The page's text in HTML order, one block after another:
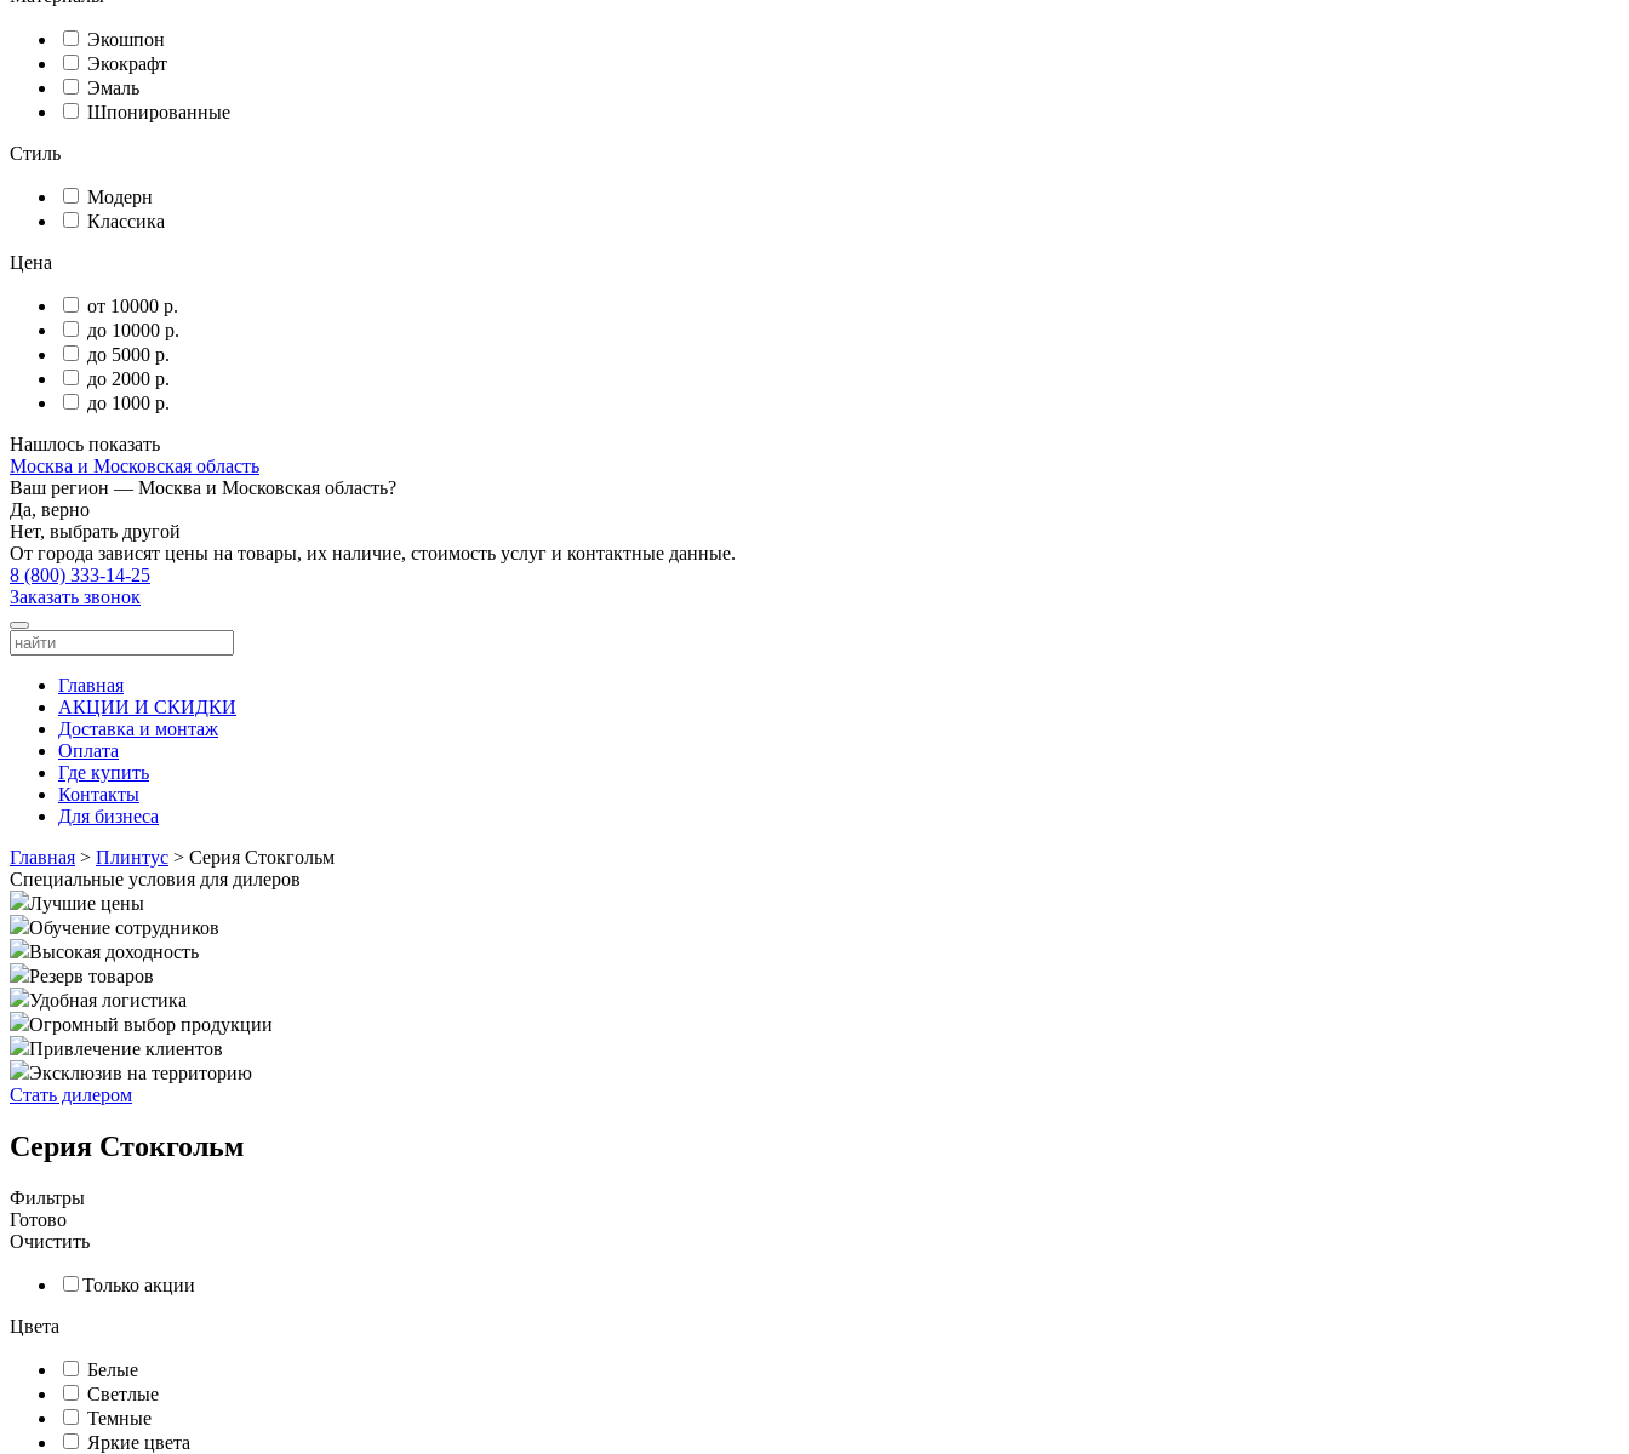
Экошпон
Экокрафт
Эмаль
Шпонированные
Стиль
Модерн
Классика
Цена
от 10000 р.
до 10000 р.
до 5000 р.
до 2000 р.
до 1000 р.
Нашлось показать
Москва и Московская область
Ваш регион — Москва и Московская область?
Да, верно
Нет, выбрать другой
От города зависят цены на товары, их наличие, стоимость услуг и контактные данные.
8 (800) 333-14-25
Заказать звонок
Главная
АКЦИИ И СКИДКИ
Доставка и монтаж
Оплата
Где купить
Контакты
Для бизнеса
Главная > Плинтус > Серия Стокгольм
Специальные условия для дилеров
Лучшие цены
Обучение сотрудников
Высокая доходность
Резерв товаров
Удобная логистика
Огромный выбор продукции
Привлечение клиентов
Эксклюзив на территорию
Стать дилером
Серия Стокгольм
Фильтры
Готово
Очистить
Только акции
Цвета
Белые
Светлые
Темные
Яркие цвета